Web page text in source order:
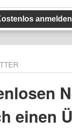
anmelden
einen